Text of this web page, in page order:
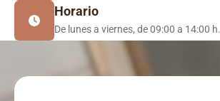
Horario
De lunes a viernes, de 09:00 a 14:00 h.